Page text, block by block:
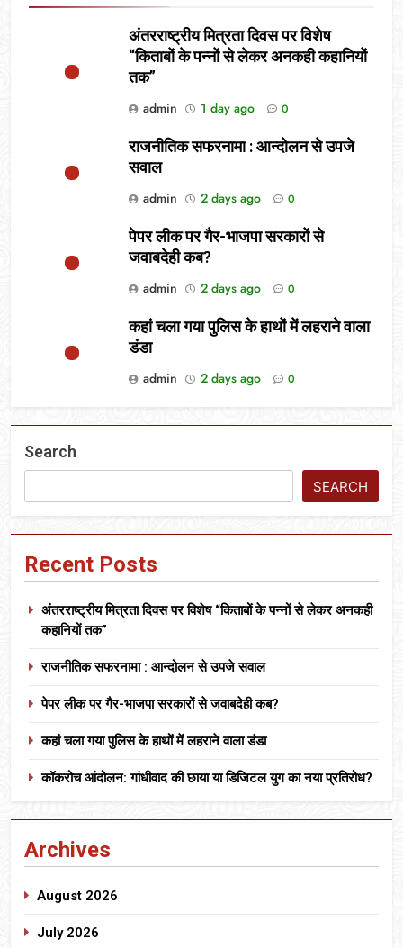
अंतरराष्ट्रीय मित्रता दिवस पर विशेष
“किताबों के पन्नों से लेकर अनकही कहानियों
तक”
admin
1 day ago 0
राजनीतिक सफरनामा : आन्दोलन से उपजे
सवाल
admin
2 days ago 0
पेपर लीक पर गैर-भाजपा सरकारों से
जवाबदेही कब?
admin
2 days ago 0
कहां चला गया पुलिस के हाथों में लहराने वाला
डंडा
admin
2 days ago 0
Search
SEARCH
Recent Posts
अंतरराष्ट्रीय मित्रता दिवस पर विशेष “किताबों के पन्नों से लेकर अनकही
कहानियों तक”
राजनीतिक सफरनामा : आन्दोलन से उपजे सवाल
पेपर लीक पर गैर-भाजपा सरकारों से जवाबदेही कब?
कहां चला गया पुलिस के हाथों में लहराने वाला डंडा
कॉकरोच आंदोलन: गांधीवाद की छाया या डिजिटल युग का नया प्रतिरोध?
Archives
August 2026
July 2026